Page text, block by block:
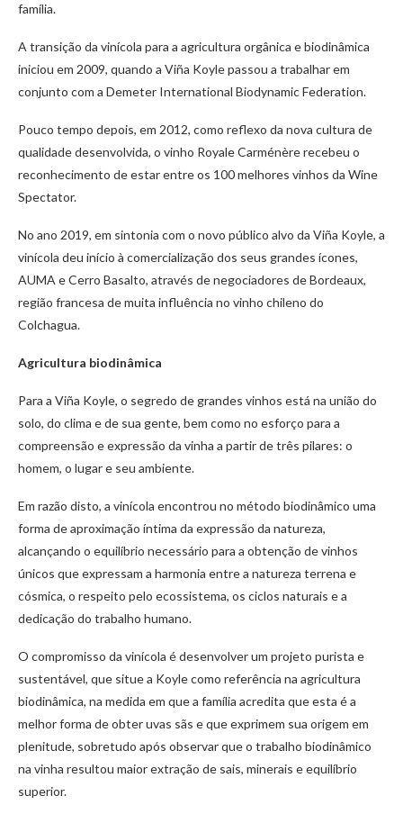
família.
A transição da vinícola para a agricultura orgânica e biodinâmica
iniciou em 2009, quando a Viña Koyle passou a trabalhar em
conjunto com a Demeter International Biodynamic Federation.
Pouco tempo depois, em 2012, como reflexo da nova cultura de
qualidade desenvolvida, o vinho Royale Carménère recebeu o
reconhecimento de estar entre os 100 melhores vinhos da Wine
Spectator.
No ano 2019, em sintonia com o novo público alvo da Viña Koyle, a
vinícola deu início à comercialização dos seus grandes ícones,
AUMA e Cerro Basalto, através de negociadores de Bordeaux,
região francesa de muita influência no vinho chileno do
Colchagua.
Agricultura biodinâmica
Para a Viña Koyle, o segredo de grandes vinhos está na união do
solo, do clima e de sua gente, bem como no esforço para a
compreensão e expressão da vinha a partir de três pilares: o
homem, o lugar e seu ambiente.
Em razão disto, a vinícola encontrou no método biodinâmico uma
forma de aproximação íntima da expressão da natureza,
alcançando o equilíbrio necessário para a obtenção de vinhos
únicos que expressam a harmonia entre a natureza terrena e
cósmica, o respeito pelo ecossistema, os ciclos naturais e a
dedicação do trabalho humano.
O compromisso da vinícola é desenvolver um projeto purista e
sustentável, que situe a Koyle como referência na agricultura
biodinâmica, na medida em que a família acredita que esta é a
melhor forma de obter uvas sãs e que exprimem sua origem em
plenitude, sobretudo após observar que o trabalho biodinâmico
na vinha resultou maior extração de sais, minerais e equilíbrio
superior.